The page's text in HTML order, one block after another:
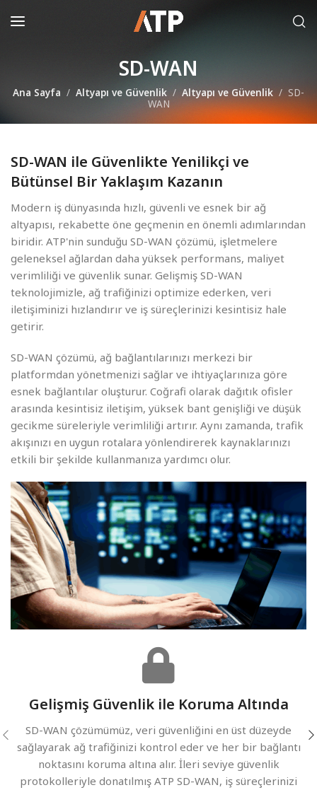
SD-WAN
Ana Sayfa Altyapı ve Güvenlik Altyapı ve Güvenlik
SD-
WAN
SD-WAN ile Güvenlikte Yenilikçi ve
Bütünsel Bir Yaklaşım Kazanın
Modern iş dünyasında hızlı, güvenli ve esnek bir ağ
altyapısı, rekabette öne geçmenin en önemli adımlarından
biridir. ATP'nin sunduğu SD-WAN çözümü, işletmelere
geleneksel ağlardan daha yüksek performans, maliyet
verimliliği ve güvenlik sunar. Gelişmiş SD-WAN
teknolojimizle, ağ trafiğinizi optimize ederken, veri
iletişiminizi hızlandırır ve iş süreçlerinizi kesintisiz hale
getirir.
SD-WAN çözümü, ağ bağlantılarınızı merkezi bir
platformdan yönetmenizi sağlar ve ihtiyaçlarınıza göre
esnek bağlantılar oluşturur. Coğrafi olarak dağıtık ofisler
arasında kesintisiz iletişim, yüksek bant genişliği ve düşük
gecikme süreleriyle verimliliği artırır. Aynı zamanda, trafik
akışınızı en uygun rotalara yönlendirerek kaynaklarınızı
etkili bir şekilde kullanmanıza yardımcı olur.
Gelişmiş Güvenlik ile Koruma Altında
SD-WAN çözümümüz, veri güvenliğini en üst düzeyde
sağlayarak ağ trafiğinizi kontrol eder ve her bir bağlantı
noktasını koruma altına alır. İleri seviye güvenlik
protokolleriyle donatılmış ATP SD-WAN, iş süreçlerinizi